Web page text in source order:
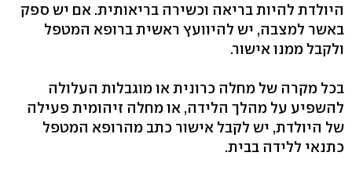
היולדת להיות בריאה וכשירה בריאותית. אם יש ספק
באשר למצבה, יש להיוועץ ראשית ברופא המטפל
ולקבל ממנו אישור.
בכל מקרה של מחלה כרונית או מוגבלות העלולה
להשפיע על מהלך הלידה, או מחלה זיהומית פעילה
של היולדת, יש לקבל אישור כתב מהרופא המטפל
כתנאי ללידה בבית.